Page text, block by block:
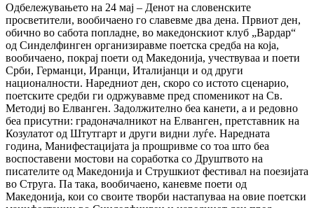
Одбележувањето на 24 мај – Денот на словенските
просветители, вообичаено го славевме два дена. Првиот ден,
обично во сабота попладне, во македонскиот клуб „Вардар“
од Синделфинген организиравме поетска средба на која,
вообичаено, покрај поети од Македонија, учествуваа и поети
Срби, Германци, Иранци, Италијанци и од други
националности. Наредниот ден, скоро со истото сценарио,
поетските средби ги одржувавме пред споменикот на Св.
Методиј во Елванген. Задолжително беа канети, а и редовно
беа присутни: градоначалникот на Елванген, претставник на
Козулатот од Штутгарт и други видни луѓе. Наредната
година, Манифестацијата ја прошривме со тоа што беа
воспоставени мостови на соработка со Друштвото на
писателите од Македонија и Струшкиот фестивал на поезијата
во Струга. Па така, вообичаено, каневме поети од
Македонија, кои со своите творби настапуваа на овие поетски